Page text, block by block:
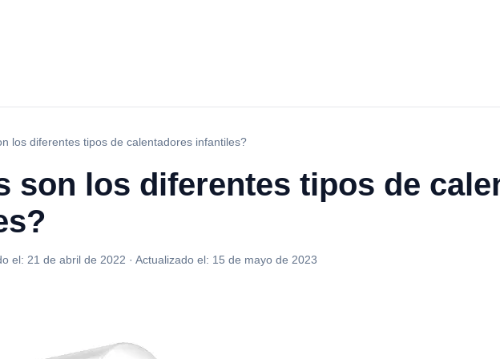
los diferentes tipos de calentadores infantiles?
son los diferentes tipos de
el: 21 de abril de 2022 · Actualizado el: 15 de mayo de 2023